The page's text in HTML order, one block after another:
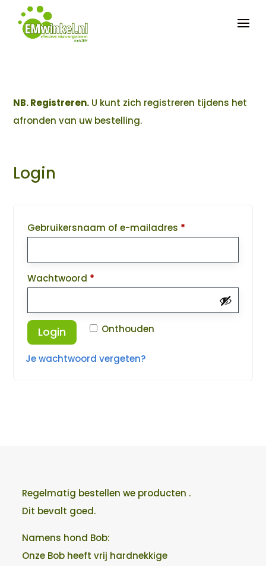
NB. Registreren. U kunt zich registreren tijdens het
afronden van uw bestelling.
Login
Gebruikersnaam of e-mailadres *
Wachtwoord *
Onthouden
Login
Je wachtwoord vergeten?
Regelmatig bestellen we producten .
Dit bevalt goed.
Namens hond Bob:
Onze Bob heeft vrij hardnekkige